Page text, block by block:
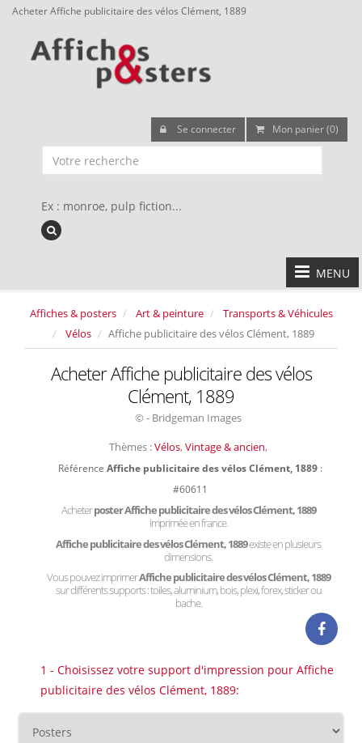
Acheter Affiche publicitaire des vélos Clément, 1889
Se connecter Mon panier (0)
Ex : monroe, pulp fiction...
MENU
Affiches & posters Art & peinture
Transports & Véhicules
Vélos
Affiche publicitaire des vélos Clément, 1889
Acheter Affiche publicitaire des vélos
Clément, 1889
© - Bridgeman Images
Thèmes :Vélos, Vintage & ancien,
Référence Affiche publicitaire des vélos Clément, 1889 :
#60611
Acheterposter Affiche publicitaire des vélos Clément, 1889
imprimée en france.
Affiche publicitaire des vélos Clément, 1889existe en plusieurs
dimensions.
Vous pouvez imprimerAffiche publicitaire des vélos Clément, 1889
sur différents supports : toiles, aluminium, bois, plexi, forex, sticker ou
bache.
1 - Choisissez votre support d'impression pour Affiche
publicitaire des vélos Clément, 1889: